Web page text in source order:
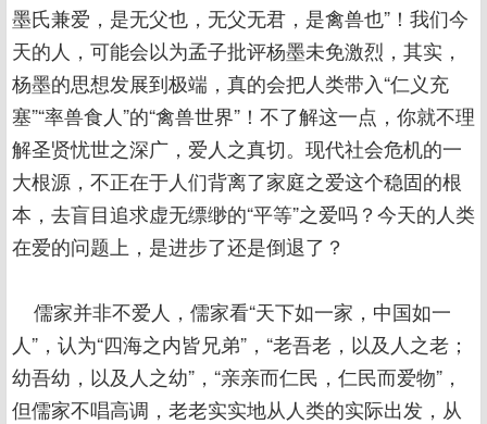
墨氏兼爱，是无父也，无父无君，是禽兽也”！我们今
天的人，可能会以为孟子批评杨墨未免激烈，其实，
杨墨的思想发展到极端，真的会把人类带入“仁义充
塞”“率兽食人”的“禽兽世界”！不了解这一点，你就不理
解圣贤忧世之深广，爱人之真切。现代社会危机的一
大根源，不正在于人们背离了家庭之爱这个稳固的根
本，去盲目追求虚无缥缈的“平等”之爱吗？今天的人类
在爱的问题上，是进步了还是倒退了？
儒家并非不爱人，儒家看“天下如一家，中国如一
人”，认为“四海之内皆兄弟”，“老吾老，以及人之老；
幼吾幼，以及人之幼”，“亲亲而仁民，仁民而爱物”，
但儒家不唱高调，老老实实地从人类的实际出发，从